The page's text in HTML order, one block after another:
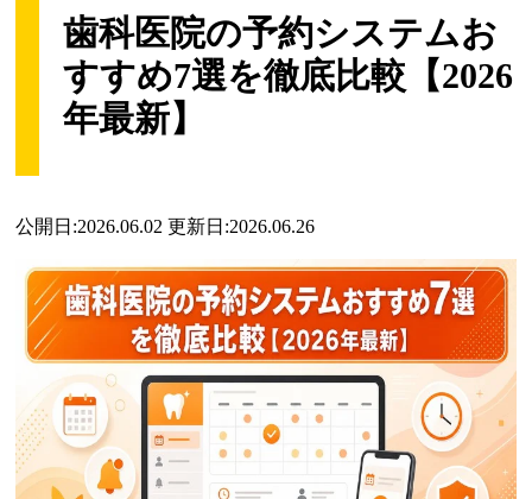
歯科医院の予約システムお
すすめ7選を徹底比較【2026
年最新】
公開日:2026.06.02 更新日:2026.06.26